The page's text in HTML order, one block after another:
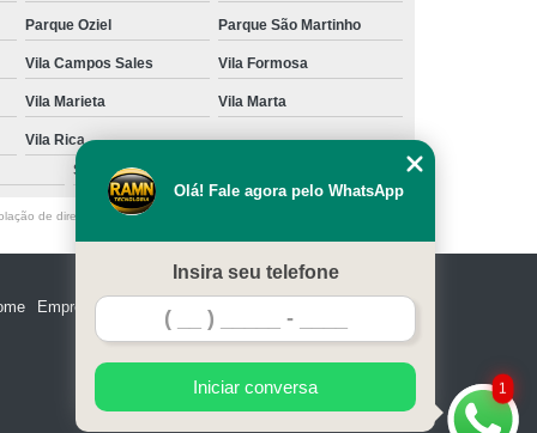
Parque Oziel Parque São Martinho
Vila Campos Sales Vila Formosa
Vila Marieta Vila Marta
Vila Rica
São Caetano do Sul
de direito autoral – artigo 184 do Código Penal –
Empresa Serviços
1
Olá! Fale agora pelo WhatsApp
Insira seu telefone
Iniciar conversa